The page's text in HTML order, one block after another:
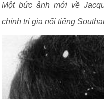
Một bức ảnh mới về
chính trị gia nổi tiếng